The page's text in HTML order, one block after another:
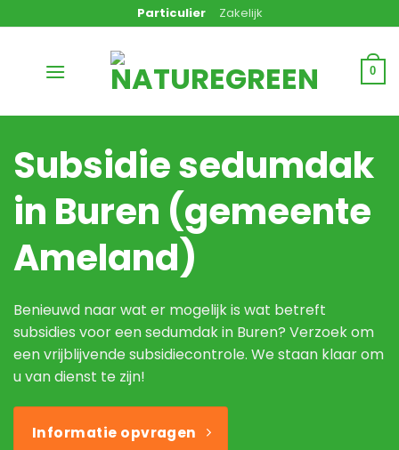
naar
Particulier Zakelijk
0
Subsidie sedumdak
in Buren (gemeente
Ameland)
Benieuwd naar wat er mogelijk is wat betreft
subsidies voor een sedumdak in Buren? Verzoek om
een vrijblijvende subsidiecontrole. We staan klaar om
u van dienst te zijn!
Informatie opvragen